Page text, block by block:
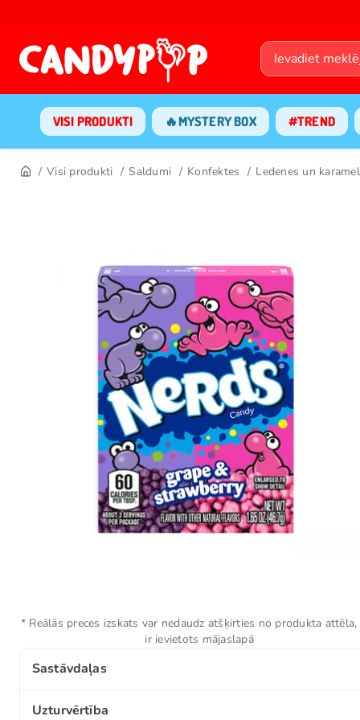
VISI PRODUKTI 🔥MYSTERY BOX #TREND
Visi produkti Saldumi Konfektes Ledenes un
Sastāvdaļas
Glikozes sīrups*, cukurs, dekstroze, skābe (E296),
Uzturvērtība
* Reālās preces izskats var nedaudz atšķirties no produkta attēla,
ir ievietots mājaslapā